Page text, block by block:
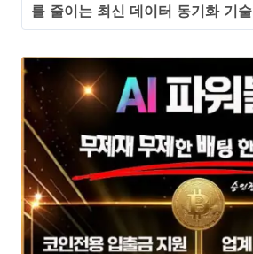
를 줄이는 최신 데이터 동기화 기술